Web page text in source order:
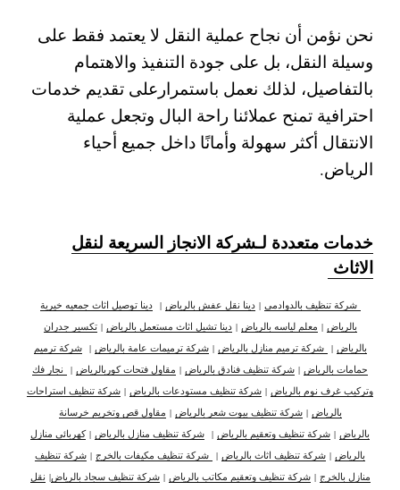
نحن نؤمن أن نجاح عملية النقل لا يعتمد فقط على
وسيلة النقل، بل على جودة التنفيذ والاهتمام
بالتفاصيل، لذلك نعمل باستمرارعلى تقديم خدمات
احترافية تمنح عملائنا راحة البال وتجعل عملية
الانتقال أكثر سهولة وأمانًا داخل جميع أحياء
الرياض.
خدمات متعددة لـشركة الانجاز السريعة لنقل
الاثاث
شركة تنظيف بالدوادمي |دينا نقل عفش بالرياض |دينا توصيل اثاث جمعيه خيرية
بالرياض | معلم لياسه بالرياض |دينا تشيل اثاث مستعمل بالرياض |تكسير جدران
بالرياض | شركة ترميم منازل بالرياض |شركة ترميمات عامة بالرياض |شركة ترميم
حمامات بالرياض | شركة تنظيف فنادق بالرياض | مقاول فتحات كوربالرياض |
نجار فك
وتركيب غرف نوم بالرياض | شركة تنظيف مستودعات بالرياض | شركة تنظيف استراحات
بالرياض |شركة تنظيف بيوت شعر بالرياض | مقاول قص وتخريم خرسانة
بالرياض | شركة تنظيف وتعقيم بالرياض | شركة تنظيف منازل بالرياض |كهربائي منازل
بالرياض | شركة تنظيف اثاث بالرياض | شركة تنظيف مكيفات بالخرج | شركة تنظيف
منازل بالخرج |شركة تنظيف وتعقيم مكاتب بالرياض |شركة تنظيف سجاد بالرياض| نقل